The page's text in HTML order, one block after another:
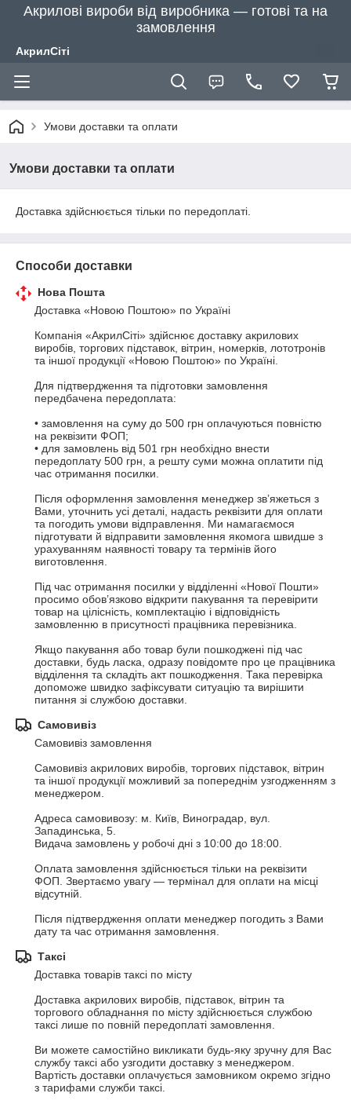
Акрилові вироби від виробника — готові та на
замовлення
АкрилСіті
Умови доставки та оплати
Умови доставки та оплати
Доставка здійснюється тільки по передоплаті.
Способи доставки
Нова Пошта
Доставка «Новою Поштою» по Україні
Компанія «АкрилСіті» здійснює доставку акрилових
виробів, торгових підставок, вітрин, номерків, лототронів
та іншої продукції «Новою Поштою» по Україні.
Для підтвердження та підготовки замовлення
передбачена передоплата:
• замовлення на суму до 500 грн оплачуються повністю
на реквізити ФОП;
• для замовлень від 501 грн необхідно внести
передоплату 500 грн, а решту суми можна оплатити під
час отримання посилки.
Після оформлення замовлення менеджер зв’яжеться з
Вами, уточнить усі деталі, надасть реквізити для оплати
та погодить умови відправлення. Ми намагаємося
підготувати й відправити замовлення якомога швидше з
урахуванням наявності товару та термінів його
виготовлення.
Під час отримання посилки у відділенні «Нової Пошти»
просимо обов’язково відкрити пакування та перевірити
товар на цілісність, комплектацію і відповідність
замовленню в присутності працівника перевізника.
Якщо пакування або товар були пошкоджені під час
доставки, будь ласка, одразу повідомте про це працівника
відділення та складіть акт пошкодження. Така перевірка
допоможе швидко зафіксувати ситуацію та вирішити
питання зі службою доставки.
Самовивіз
Самовивіз замовлення
Самовивіз акрилових виробів, торгових підставок, вітрин
та іншої продукції можливий за попереднім узгодженням з
менеджером.
Адреса самовивозу: м. Київ, Виноградар, вул.
Западинська, 5.
Видача замовлень у робочі дні з 10:00 до 18:00.
Оплата замовлення здійснюється тільки на реквізити
ФОП. Звертаємо увагу — термінал для оплати на місці
відсутній.
Після підтвердження оплати менеджер погодить з Вами
дату та час отримання замовлення.
Таксі
Доставка товарів таксі по місту
Доставка акрилових виробів, підставок, вітрин та
торгового обладнання по місту здійснюється службою
таксі лише по повній передоплаті замовлення.
Ви можете самостійно викликати будь-яку зручну для Вас
службу таксі або узгодити доставку з менеджером.
Вартість доставки оплачується замовником окремо згідно
з тарифами служби таксі.